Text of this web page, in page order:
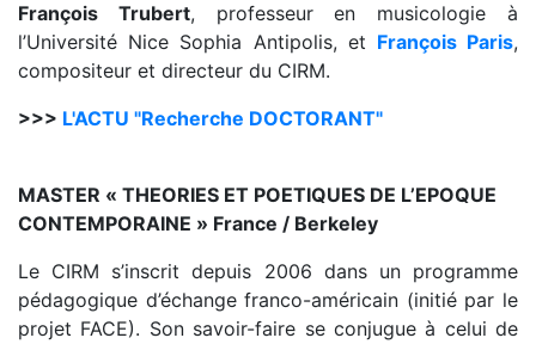
François Trubert, professeur en musicologie à
l’Université Nice Sophia Antipolis, et François Paris,
compositeur et directeur du CIRM.
>>> L'ACTU "Recherche DOCTORANT"
MASTER « THEORIES ET POETIQUES DE L’EPOQUE
CONTEMPORAINE » France / Berkeley
Le CIRM s’inscrit depuis 2006 dans un programme
pédagogique d’échange franco-américain (initié par le
projet FACE). Son savoir-faire se conjugue à celui de